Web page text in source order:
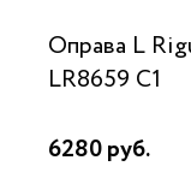
Оправа L
LR8659 C1
6280 руб.